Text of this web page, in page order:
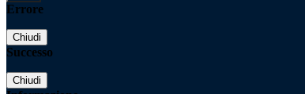
Errore
Chiudi
Successo
Chiudi